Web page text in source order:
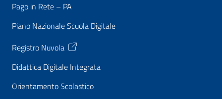
Pago in Rete – PA
Piano Nazionale Scuola Digitale
Registro Nuvola
Didattica Digitale Integrata
Orientamento Scolastico